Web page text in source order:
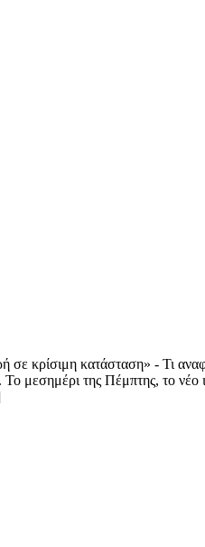
κρίσιμη κατάσταση» - Τι
μεσημέρι της Πέμπτης, το νέο